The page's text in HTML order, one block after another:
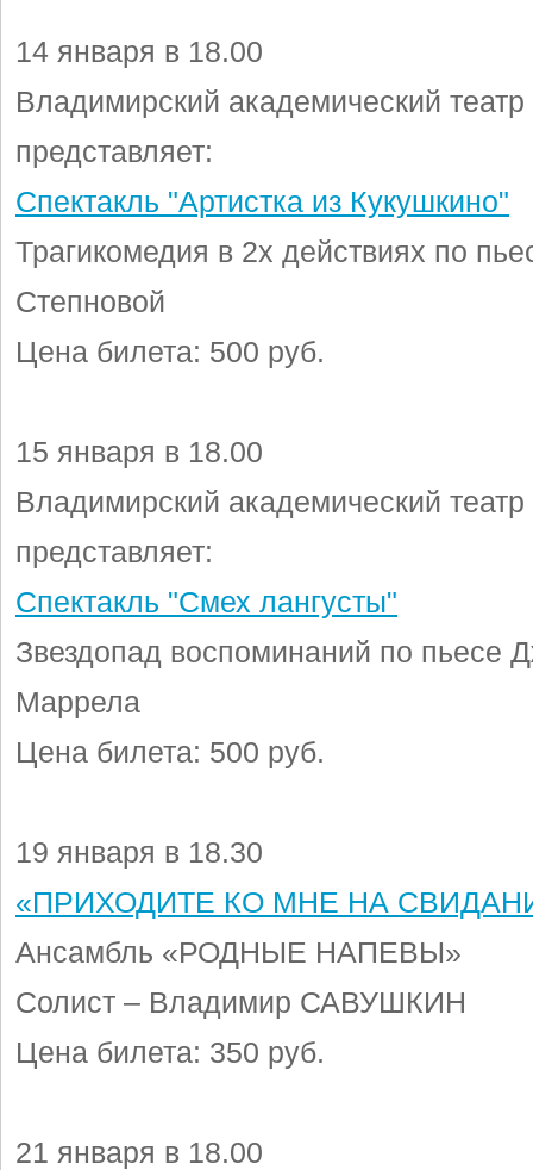
14 января в 18.00
Владимирский академический
представляет:
Спектакль "Артистка из Кукушкино"
Трагикомедия в 2х действиях по
Степновой
Цена билета: 500 руб.
15 января в 18.00
Владимирский академический
представляет:
Спектакль "Смех лангусты"
Звездопад воспоминаний по пьесе
Маррела
Цена билета: 500 руб.
19 января в 18.30
«ПРИХОДИТЕ КО МНЕ НА
Ансамбль «РОДНЫЕ НАПЕВЫ»
Солист – Владимир САВУШКИН
Цена билета: 350 руб.
21 января в 18.00